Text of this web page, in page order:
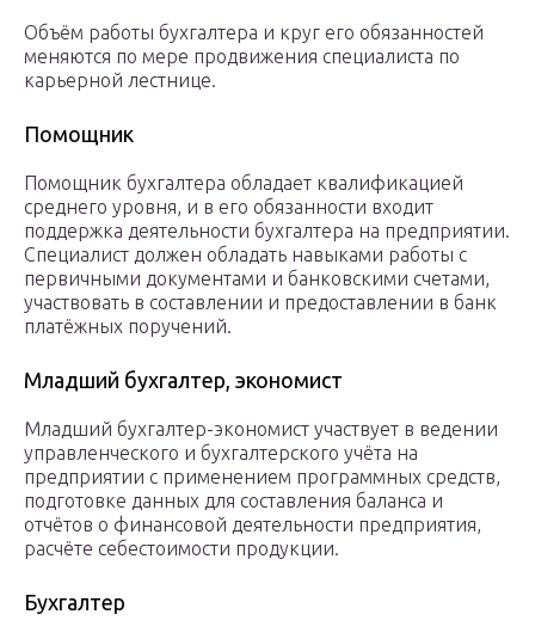
Объём работы бухгалтера и круг его обязанностей
меняются по мере продвижения специалиста по
карьерной лестнице.
Помощник
Помощник бухгалтера обладает квалификацией
среднего уровня, и в его обязанности входит
поддержка деятельности бухгалтера на предприятии.
Специалист должен обладать навыками работы с
первичными документами и банковскими счетами,
участвовать в составлении и предоставлении в банк
платёжных поручений.
Младший бухгалтер, экономист
Младший бухгалтер-экономист участвует в ведении
управленческого и бухгалтерского учёта на
предприятии с применением программных средств,
подготовке данных для составления баланса и
отчётов о финансовой деятельности предприятия,
расчёте себестоимости продукции.
Бухгалтер